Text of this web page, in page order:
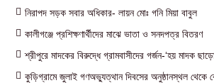
নিরাপদ সড়ক সবার অধিকার- লায়ন মোঃ গনি মিয়া বাবুল
কালীগঞ্জে প্রশিক্ষণার্থীদের মাঝে ভাতা ও সনদপত্র বিতরণ
শ্রীপুরে মাদকের বিরুদ্ধে গ্রামবাসীদের গর্জন-‘হয় মাদক
কুড়িগ্রামে জুলাই গণঅভ্যুত্থান দিবসের অনুষ্ঠানস্থল থেকে